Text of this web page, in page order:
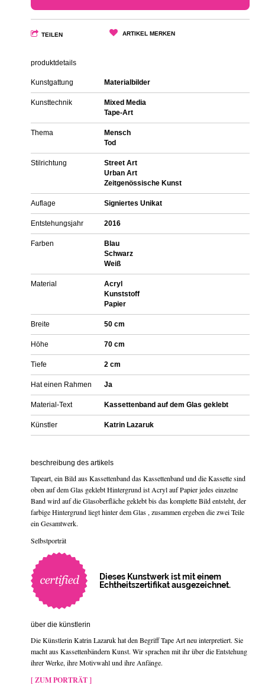
TEILEN ARTIKEL MERKEN
produktdetails
Kunstgattung Materialbilder
Kunsttechnik
Mixed Media
Tape-Art
Thema
Mensch
Tod
Stilrichtung
Street Art
Urban Art
Zeitgenössische Kunst
Auflage Signiertes Unikat
Entstehungsjahr 2016
Farben
Blau
Schwarz
Weiß
Material
Acryl
Kunststoff
Papier
Breite 50 cm
Höhe 70 cm
Tiefe 2 cm
Hat einen Rahmen Ja
Material-Text Kassettenband auf dem Glas geklebt
Künstler Katrin Lazaruk
beschreibung des artikels
Tapeart, ein Bild aus Kassettenband das Kassettenband und die Kassette sind
oben auf dem Glas geklebt Hintergrund ist Acryl auf Papier jedes einzelne
Band wird auf die Glasoberfläche geklebt bis das komplette Bild entsteht, der
farbige Hintergrund liegt hinter dem Glas , zusammen ergeben die zwei Teile
ein Gesamtwerk.
Selbstporträt
Dieses Kunstwerk ist mit einem
Echtheitszertifikat ausgezeichnet.
über die künstlerin
Die Künstlerin Katrin Lazaruk hat den Begriff Tape Art neu interpretiert. Sie
macht aus Kassettenbändern Kunst. Wir sprachen mit ihr über die Entstehung
ihrer Werke, ihre Motivwahl und ihre Anfänge.
[ ZUM PORTRÄT ]